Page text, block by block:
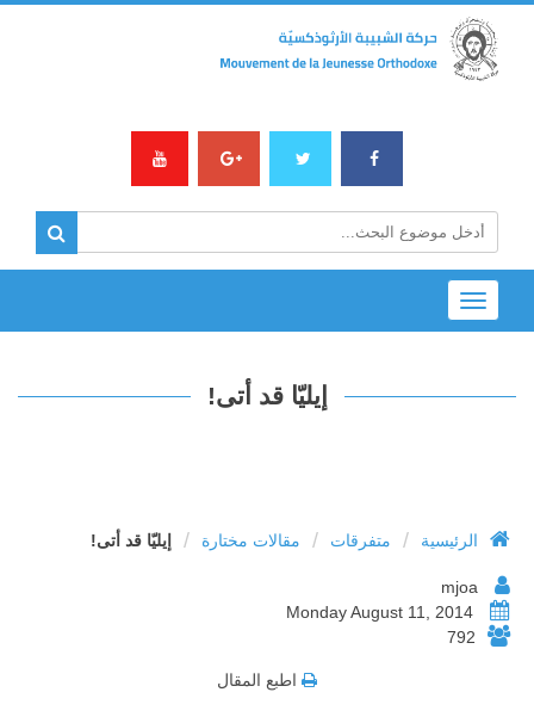
Toggle
navigation
إيليّا قد أتى!
الرئيسية / متفرقات / مقالات مختارة / إيليّا قد أتى!
792
اطبع المقال